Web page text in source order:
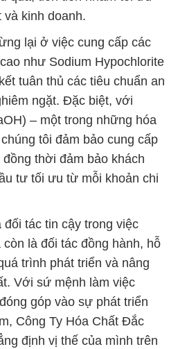
và kinh doanh.
lại ở việc cung cấp các
như Sodium Hypochlorite
tuân thủ các tiêu chuẩn an
ngặt. Đặc biệt, với
– một trong những hóa
tôi đảm bảo cung cấp
thời đảm bảo khách
tư tối ưu từ mỗi khoản chi
tác tin cậy trong việc
là đối tác đồng hành, hỗ
trình phát triển và nâng
Với sứ mệnh làm việc
góp vào sự phát triển
Công Ty Hóa Chất Đắc
định vị thế của mình trên